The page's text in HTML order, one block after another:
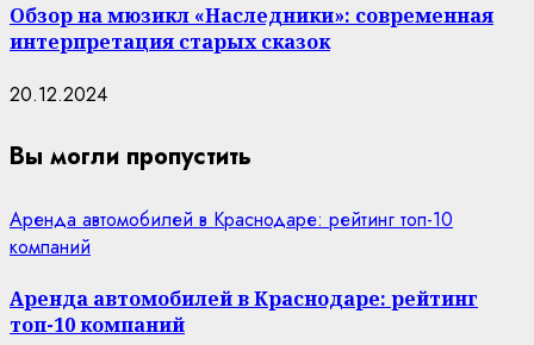
Обзор на мюзикл «Наследники»: современная
интерпретация старых сказок
20.12.2024
Вы могли пропустить
Аренда автомобилей в Краснодаре: рейтинг топ-10
компаний
Аренда автомобилей в Краснодаре: рейтинг
топ-10 компаний